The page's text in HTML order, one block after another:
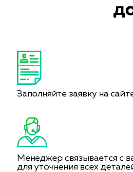
Заполняйте заявку на
Менеджер связывается с
для уточнения всех